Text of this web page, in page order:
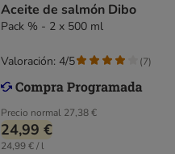
Aceite de salmón Dibo
Pack % - 2 x 500 ml
Precio normal 27,38 €
24,99 €
24,99 € / l
Valoración: 4/5 (7)